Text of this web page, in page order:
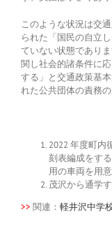
このような状況は交
られた「国民の自立
ていない状態であり
関し社会的諸条件に
する」と交通政策基
れた公共団体の責務
2022 年度町内
刻表編成をす
用の車両を用意
茂沢から通学
>> 関連： 軽井沢中学